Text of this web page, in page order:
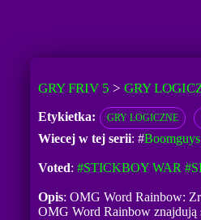
GRY FRIV 5 > GRY
Etykietka: GRY LOGICZNE
Wiecej w tej serii: #
Voted: #STICKBOY WAR
Opis: OMG Word Rainbow:
OMG Word Rainbow znajdują